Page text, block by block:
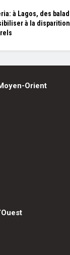
à Lagos, des
à la
Orient